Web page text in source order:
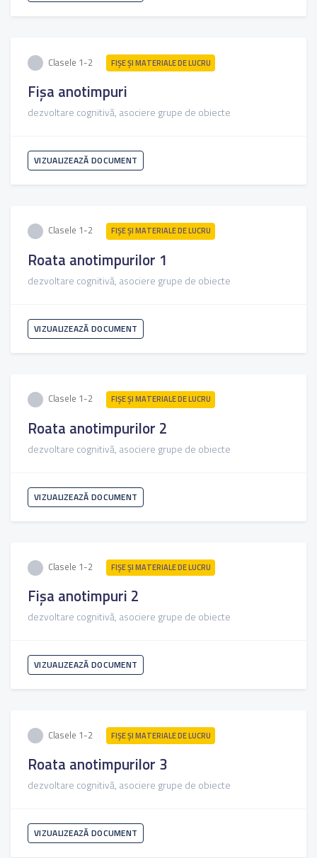
Clasele 1-2 FIŞE ŞI MATERIALE DE LUCRU
Fișa anotimpuri
dezvoltare cognitivă, asociere grupe de obiecte
VIZUALIZEAZĂ DOCUMENT
Clasele 1-2 FIŞE ŞI MATERIALE DE LUCRU
Roata anotimpurilor 1
dezvoltare cognitivă, asociere grupe de obiecte
VIZUALIZEAZĂ DOCUMENT
Clasele 1-2 FIŞE ŞI MATERIALE DE LUCRU
Roata anotimpurilor 2
dezvoltare cognitivă, asociere grupe de obiecte
VIZUALIZEAZĂ DOCUMENT
Clasele 1-2 FIŞE ŞI MATERIALE DE LUCRU
Fișa anotimpuri 2
dezvoltare cognitivă, asociere grupe de obiecte
VIZUALIZEAZĂ DOCUMENT
Clasele 1-2 FIŞE ŞI MATERIALE DE LUCRU
Roata anotimpurilor 3
dezvoltare cognitivă, asociere grupe de obiecte
VIZUALIZEAZĂ DOCUMENT